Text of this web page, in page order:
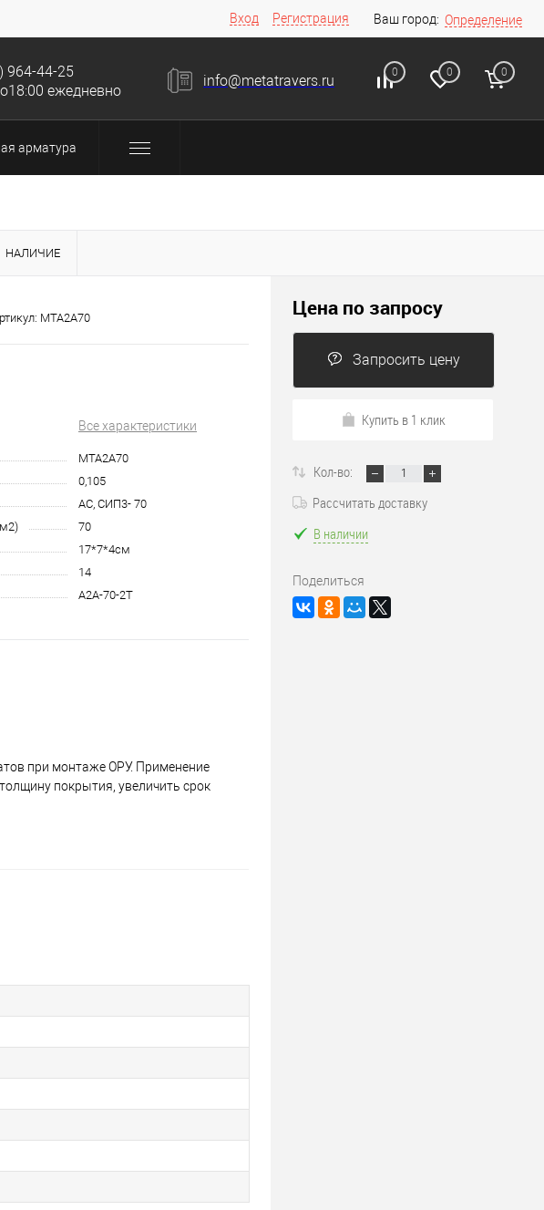
Вход Регистрация Ваш город: Определение
964-44-25
ежедневно
info@metatravers.ru 0 0 0
арматура
НАЛИЧИЕ
МТА2А70
Все характеристики
МТА2А70
0,105
АС, СИП3- 70
70
17*7*4см
14
А2А-70-2Т
при монтаже ОРУ. Применение
покрытия, увеличить срок
Цена по запросу
Запросить цену
Купить в 1 клик
Кол-во:
Рассчитать доставку
В наличии
Поделиться